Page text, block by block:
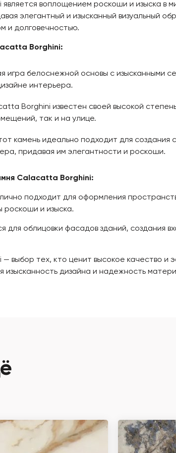
воплощением роскоши и изыска в
элегантный и изысканный визуальный
и долговечностью.
Borghini:
игра белоснежной основы с изысканными
интерьера.
Borghini известен своей высокой
так и на улице.
камень идеально подходит для создания
придавая им элегантности и роскоши.
Calacatta Borghini:
подходит для оформления
роскоши и изыска.
для облицовки фасадов зданий, создания
выбор тех, кто ценит высокое качество и
изысканность дизайна и надежность